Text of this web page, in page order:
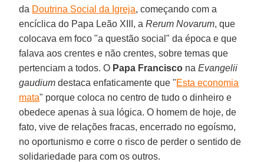
da Doutrina Social da Igreja, começando com a
encíclica do Papa Leão XIII, aRerum Novarum, que
colocava em foco "a questão social" da época e que
falava aos crentes e não crentes, sobre temas que
pertenciam a todos. O Papa Francisco naEvangelii
gaudium destaca enfaticamente que "Esta economia
mata" porque coloca no centro de tudo o dinheiro e
obedece apenas à sua lógica. O homem de hoje, de
fato, vive de relações fracas, encerrado no egoísmo,
no oportunismo e corre o risco de perder o sentido de
solidariedade para com os outros.